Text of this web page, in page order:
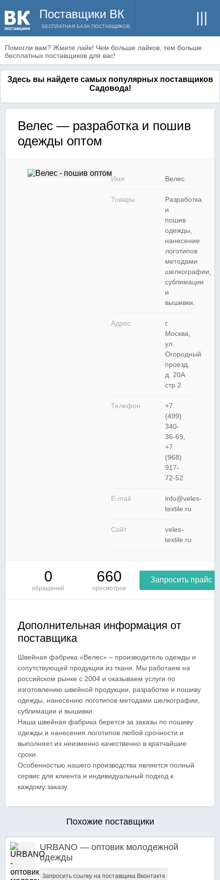
Поставщики ВК
БЕСПЛАТНАЯ БАЗА ПОСТАВЩИКОВ
Помогли вам? Жмите лайк! Чем больше лайков, тем больше
бесплатных поставщиков для вас!
Здесь вы найдете самых популярных поставщиков
Садовода!
Велес — разработка и пошив
одежды оптом
Имя Велес
Товары
Разработка
и
пошив
одежды,
нанесение
логотипов
методами
шелкографии,
сублимации
и
вышивки.
Адрес
г.
Москва,
ул.
Огородный
проезд,
д. 20А
стр 2
Телефон
+7
(499)
340-
36-69,
+7
(968)
917-
72-52
E-mail
info@veles-
textile.ru
Сайт
veles-
textile.ru
0
обращений
660
просмотров
Запросить прайс
Дополнительная информация от
поставщика
Швейная фабрика «Велес» – производитель одежды и
сопутствующей продукции из ткани. Мы работаем на
российском рынке с 2004 и оказываем услуги по
изготовлению швейной продукции, разработке и пошиву
одежды, нанесению логотипов методами шелкографии,
сублимации и вышивки.
Наша швейная фабрика берется за заказы по пошиву
одежды и нанесения логотипов любой срочности и
выполняет их неизменно качественно в кратчайшие
сроки.
Особенностью нашего производства является полный
сервис для клиента и индивидуальный подход к
каждому заказу.
Похожие поставщики
URBANO — оптовик молодежной
одежды
Запросить ссылку на поставщика Вконтакте